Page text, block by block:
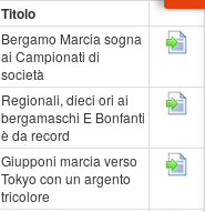
Titolo
Bergamo Marcia sogna
ai Campionati di
società
Regionali, dieci ori ai
bergamaschi E Bonfanti
è da record
Giupponi marcia verso
Tokyo con un argento
tricolore